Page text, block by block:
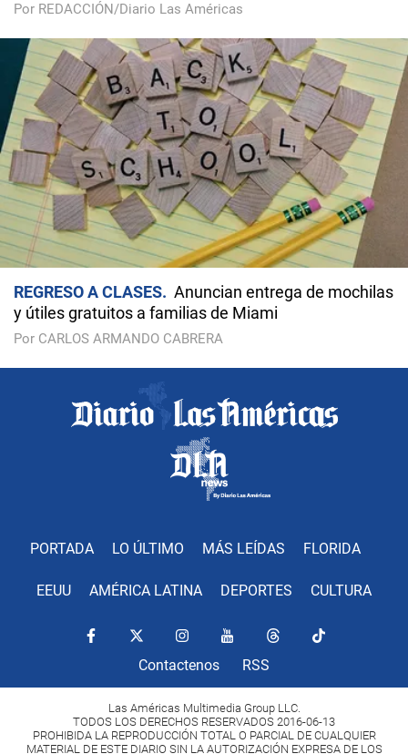
Por REDACCIÓN/Diario Las Américas
REGRESO A CLASES
Anuncian entrega de mochilas
y útiles gratuitos a familias de Miami
Por CARLOS ARMANDO CABRERA
PORTADA LO ÚLTIMO MÁS LEÍDAS FLORIDA
EEUU AMÉRICA LATINA DEPORTES CULTURA
Contactenos RSS
Las Américas Multimedia Group LLC.
TODOS LOS DERECHOS RESERVADOS 2016-06-13
PROHIBIDA LA REPRODUCCIÓN TOTAL O PARCIAL DE CUALQUIER
MATERIAL DE ESTE DIARIO SIN LA AUTORIZACIÓN EXPRESA DE LOS